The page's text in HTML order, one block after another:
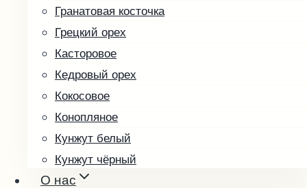
Гранатовая косточка
Грецкий орех
Касторовое
Кедровый орех
Кокосовое
Конопляное
Кунжут белый
Кунжут чёрный
Льняное
О нас